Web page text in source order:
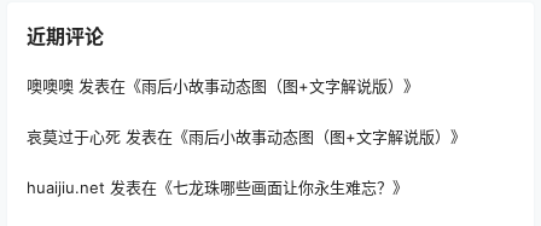
近期评论
噢噢噢 发表在《雨后小故事动态图（图+文字解说版） 》
哀莫过于心死 发表在《雨后小故事动态图（图+文字解说版） 》
huaijiu.net 发表在《七龙珠哪些画面让你永生难忘？ 》